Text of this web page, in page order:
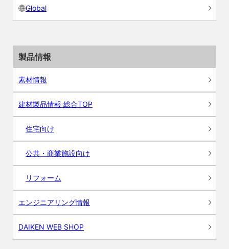
Global
製品情報
素材情報
建材製品情報 総合TOP
住宅向け
公共・商業施設向け
リフォーム
エンジニアリング情報
DAIKEN WEB SHOP